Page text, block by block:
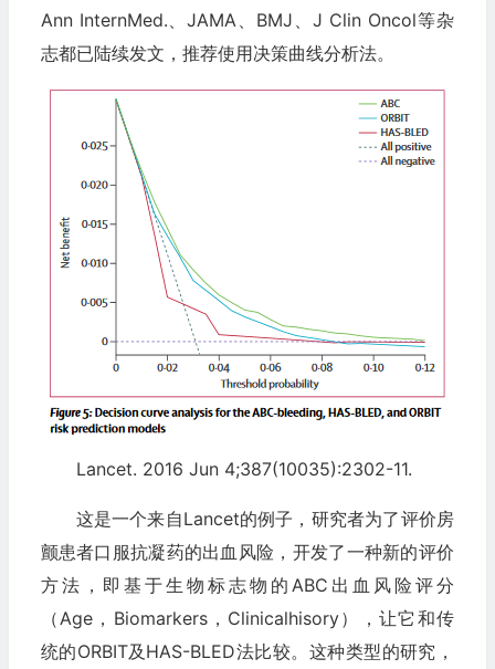
Ann InternMed.、JAMA、BMJ、J Clin Oncol等杂
志都已陆续发文，推荐使用决策曲线分析法。
Lancet. 2016 Jun 4;387(10035):2302-11.
这是一个来自Lancet的例子，研究者为了评价房
颤患者口服抗凝药的出血风险，开发了一种新的评价
方法，即基于生物标志物的ABC出血风险评分
（Age，Biomarkers，Clinicalhisory），让它和传
统的ORBIT及HAS-BLED法比较。这种类型的研究，